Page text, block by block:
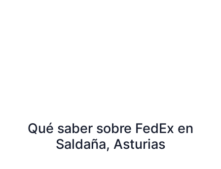
Qué saber sobre FedEx en
Saldaña, Asturias